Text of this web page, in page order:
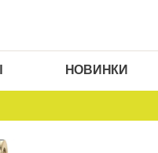
НОВИНКИ